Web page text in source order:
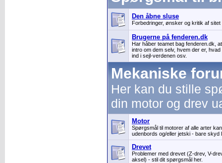
Den åbne sluse
Forbedringer, ønsker og kritik af
Brugerne på fenderen.dk
Har håber teamet bag fenderen.dk,
intro om dem selv, hvem der er,
ind i sejl-verdenen osv.
Mekaniske
Her kan du stille
din motor og drev
Motor
Spørgsmål til motorer af alle arter
udenbords og/eller jetski - bare skyd
Drevet
Problemer med drevet (Z-drev, V-
aksel) - stil dit spørgsmål her.